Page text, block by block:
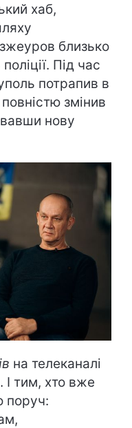
хаб,
близько
Під час
потрапив в
змінив
нову
на телеканалі
І тим, хто вже
поруч: